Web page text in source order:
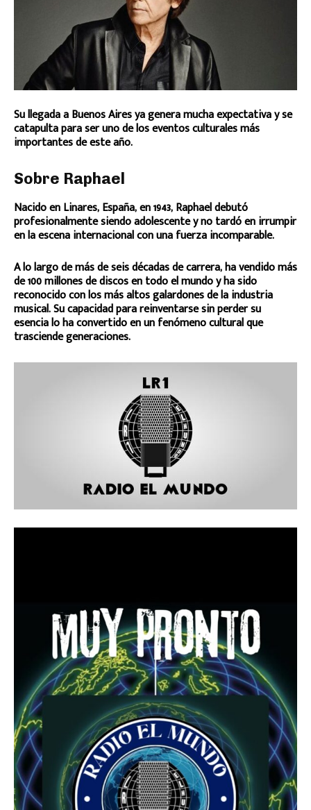
Su llegada a Buenos Aires ya genera mucha expectativa y se
catapulta para ser uno de los eventos culturales más
importantes de este año.
Sobre Raphael
Nacido en Linares, España, en 1943, Raphael debutó
profesionalmente siendo adolescente y no tardó en irrumpir
en la escena internacional con una fuerza incomparable.
A lo largo de más de seis décadas de carrera, ha vendido más
de 100 millones de discos en todo el mundo y ha sido
reconocido con los más altos galardones de la industria
musical. Su capacidad para reinventarse sin perder su
esencia lo ha convertido en un fenómeno cultural que
trasciende generaciones.